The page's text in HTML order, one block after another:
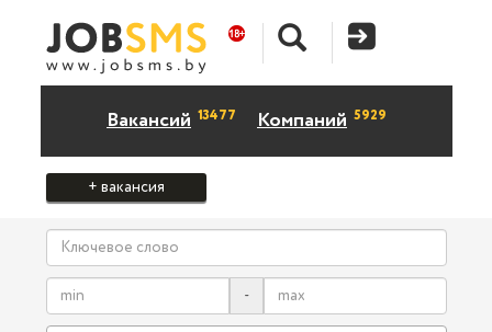
Вакансий 13477 Компаний 5929
+ вакансия
-